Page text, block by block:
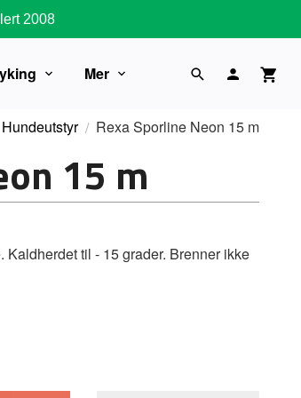
2008
Mer
Hundeutstyr Rexa Sporline Neon 15 m
15 m
til - 15 grader. Brenner ikke